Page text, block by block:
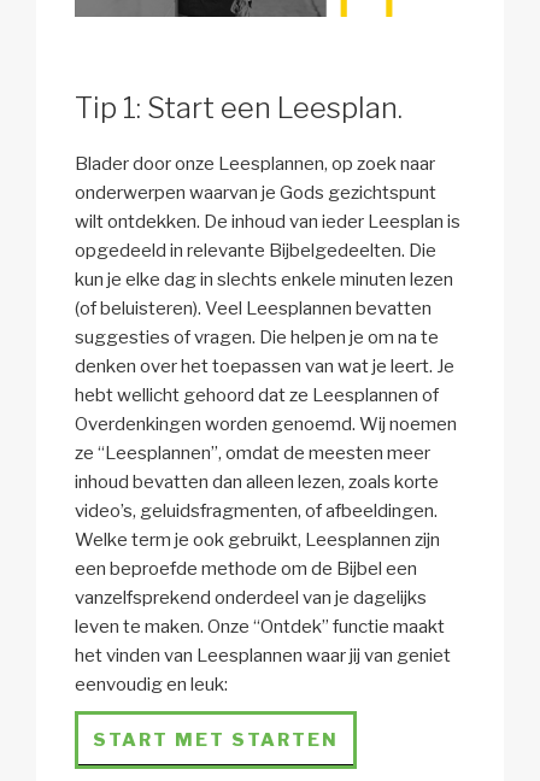
Tip 1: Start een Leesplan.
Blader door onze Leesplannen, op zoek naar
onderwerpen waarvan je Gods gezichtspunt
wilt ontdekken. De inhoud van ieder Leesplan is
opgedeeld in relevante Bijbelgedeelten. Die
kun je elke dag in slechts enkele minuten lezen
(of beluisteren). Veel Leesplannen bevatten
suggesties of vragen. Die helpen je om na te
denken over het toepassen van wat je leert. Je
hebt wellicht gehoord dat ze Leesplannen of
Overdenkingen worden genoemd. Wij noemen
ze “Leesplannen”, omdat de meesten meer
inhoud bevatten dan alleen lezen, zoals korte
video’s, geluidsfragmenten, of afbeeldingen.
Welke term je ook gebruikt, Leesplannen zijn
een beproefde methode om de Bijbel een
vanzelfsprekend onderdeel van je dagelijks
leven te maken. Onze “Ontdek” functie maakt
het vinden van Leesplannen waar jij van geniet
eenvoudig en leuk:
START MET STARTEN